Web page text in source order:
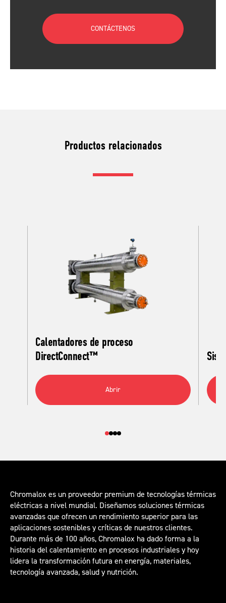
CONTÁCTENOS
Productos relacionados
Calentadores de proceso
DirectConnect™
Abrir
Chromalox es un proveedor premium de tecnologías térmicas
eléctricas a nivel mundial. Diseñamos soluciones térmicas
avanzadas que ofrecen un rendimiento superior para las
aplicaciones sostenibles y críticas de nuestros clientes.
Durante más de 100 años, Chromalox ha dado forma a la
historia del calentamiento en procesos industriales y hoy
lidera la transformación futura en energía, materiales,
tecnología avanzada, salud y nutrición.